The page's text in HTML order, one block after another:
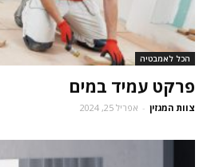
הכל לאמבטיה
פרקט עמיד במים
צוות המגזין - אפריל 25, 2024